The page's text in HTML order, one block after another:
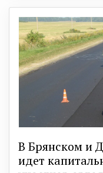
В Брянском и
идет